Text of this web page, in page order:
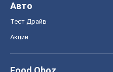
Авто
Тест Драйв
Акции